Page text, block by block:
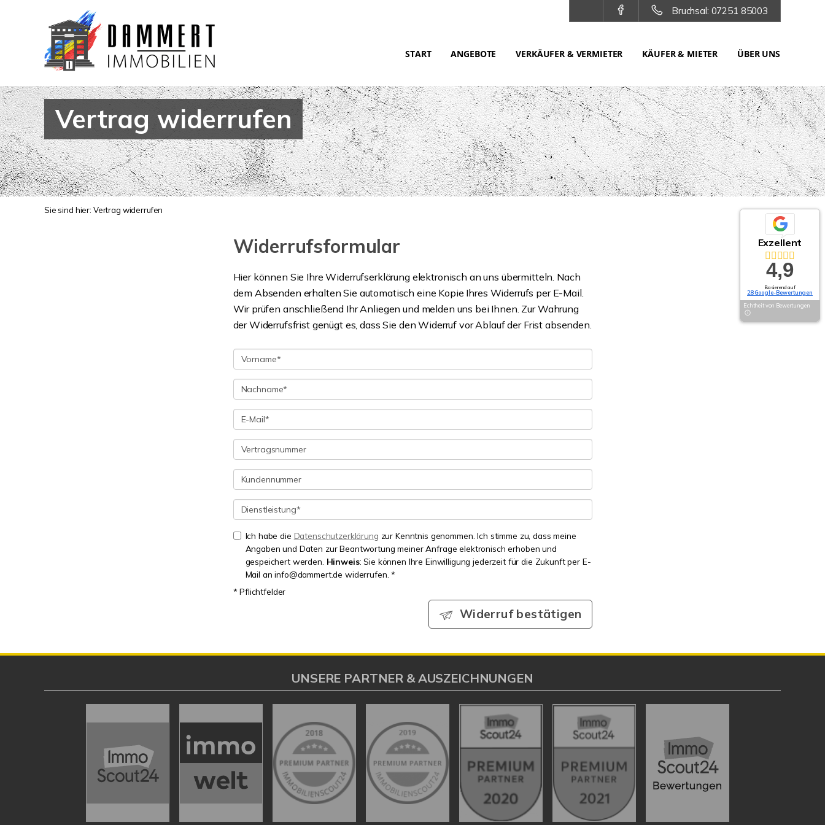
Bruchsal: 07251 85003
START ANGEBOTE VERKÄUFER & VERMIETER KÄUFER & MIETER ÜBER UNS
Vertrag widerrufen
Sie sind hier: Vertrag widerrufen
Widerrufsformular
Hier können Sie Ihre Widerrufserklärung elektronisch an uns übermitteln. Nach
dem Absenden erhalten Sie automatisch eine Kopie Ihres Widerrufs per E-Mail.
Wir prüfen anschließend Ihr Anliegen und melden uns bei Ihnen. Zur Wahrung
der Widerrufsfrist genügt es, dass Sie den Widerruf vor Ablauf der Frist absenden.
Ich habe die Datenschutzerklärung zur Kenntnis genommen. Ich stimme zu, dass meine
Angaben und Daten zur Beantwortung meiner Anfrage elektronisch erhoben und
gespeichert werden. Hinweis: Sie können Ihre Einwilligung jederzeit für die Zukunft per E-
Mail an info@dammert.de widerrufen. *
* Pflichtfelder
Widerruf bestätigen
Exzellent
4,9
Basierend auf
28 Google-Bewertungen
Echtheit von Bewertungen
UNSERE PARTNER & AUSZEICHNUNGEN